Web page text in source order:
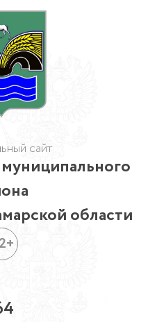
сайт
области